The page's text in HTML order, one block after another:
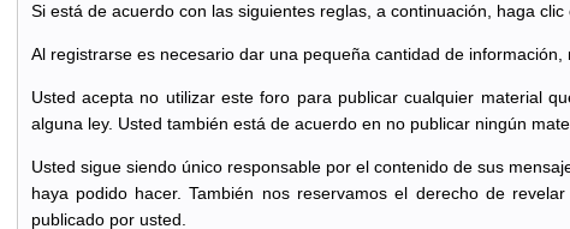
Si está de acuerdo con las siguientes reglas, a continuación, haga
Al registrarse es necesario dar una pequeña cantidad de información,
Usted acepta no utilizar este foro para publicar cualquier material
alguna ley. Usted también está de acuerdo en no publicar ningún
Usted sigue siendo único responsable por el contenido de sus
haya podido hacer. También nos reservamos el derecho de
publicado por usted.